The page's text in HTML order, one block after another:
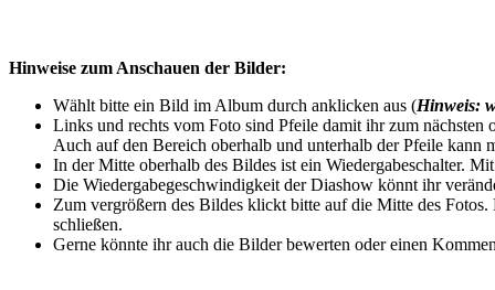
Hinweise zum Anschauen der Bilder:
Wählt bitte ein Bild im Album durch anklicken aus (Hinweis:
Links und rechts vom Foto sind Pfeile damit ihr zum
Auch auf den Bereich oberhalb und unterhalb der Pfeile kann
In der Mitte oberhalb des Bildes ist ein Wiedergabeschalter.
Die Wiedergabegeschwindigkeit der Diashow könnt ihr
Zum vergrößern des Bildes klickt bitte auf die Mitte des
schließen.
Gerne könnte ihr auch die Bilder bewerten oder einen